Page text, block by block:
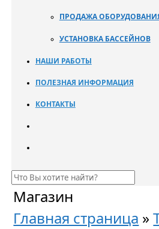
ПРОДАЖА
УСТАНОВКА БАССЕЙНОВ
НАШИ РАБОТЫ
ПОЛЕЗНАЯ ИНФОРМАЦИЯ
КОНТАКТЫ
Магазин
Главная страница »